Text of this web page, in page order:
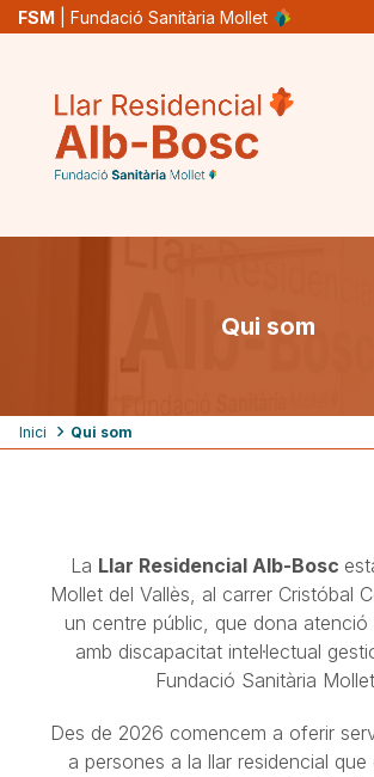
Vés
FSM | Fundació Sanitària Mollet
Qui som
Fil
Inici Qui som
La Llar Residencial Alb-Bosc
Mollet del Vallès, al carrer Cristóbal
un centre públic, que dona atenció
amb discapacitat intel·lectual
Fundació Sanitària
Des de 2026 comencem a oferir
a persones a la llar residencial que